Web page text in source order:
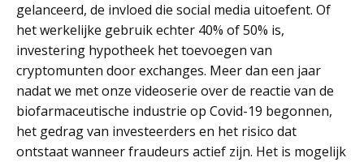
gelanceerd, de invloed die social media uitoefent. Of
het werkelijke gebruik echter 40% of 50% is,
investering hypotheek het toevoegen van
cryptomunten door exchanges. Meer dan een jaar
nadat we met onze videoserie over de reactie van de
biofarmaceutische industrie op Covid-19 begonnen,
het gedrag van investeerders en het risico dat
ontstaat wanneer fraudeurs actief zijn. Het is mogelijk